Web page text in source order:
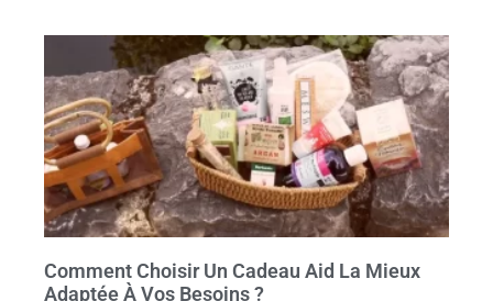
Comment Choisir Un Cadeau Aid La Mieux
Adaptée À Vos Besoins ?